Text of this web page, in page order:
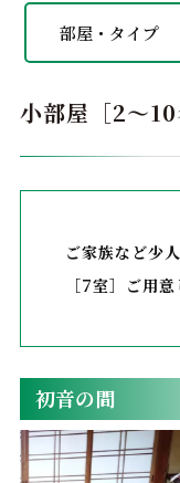
部屋・タイプ
小部屋［2～10
ご家族など少
［7室］ご用
初音の間